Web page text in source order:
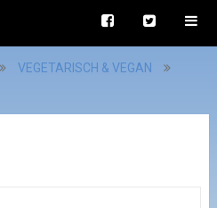
VEGETARISCH & VEGAN